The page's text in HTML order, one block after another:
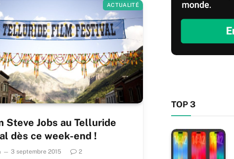
ACTUALITÉ
Steve Jobs au Telluride
dès ce week-end !
3 septembre 2015 2
TOP 3